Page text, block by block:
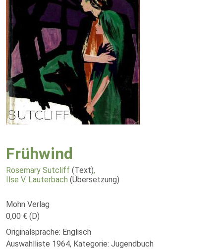
Frühwind
Rosemary Sutcliff (Text),
Ilse V. Lauterbach (Übersetzung)
Mohn Verlag
0,00 € (D)
Originalsprache: Englisch
Auswahlliste 1964, Kategorie: Jugendbuch